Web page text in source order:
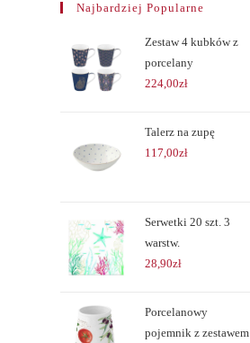
Najbardziej Popularne
Zestaw 4 kubków z
porcelany
224,00zł
Talerz na zupę
117,00zł
Serwetki 20 szt. 3
warstw.
28,90zł
Porcelanowy
pojemnik z zestawem